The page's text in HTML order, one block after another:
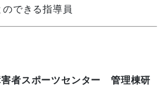
できる指導員
者スポーツセンター 管理棟研